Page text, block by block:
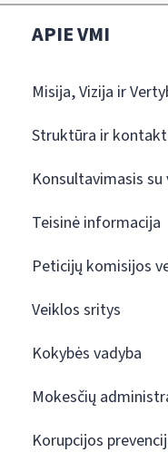
APIE VMI
Misija, Vizija ir
Struktūra ir
Konsultavimasis
Teisinė informacija
Peticijų komisijos
Veiklos sritys
Kokybės vadyba
Mokesčių
Korupcijos